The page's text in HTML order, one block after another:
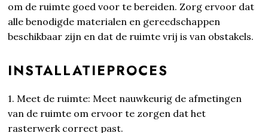
om de ruimte goed voor te bereiden. Zorg ervoor dat
alle benodigde materialen en gereedschappen
beschikbaar zijn en dat de ruimte vrij is van obstakels.
INSTALLATIEPROCES
1. Meet de ruimte: Meet nauwkeurig de afmetingen
van de ruimte om ervoor te zorgen dat het
rasterwerk correct past.